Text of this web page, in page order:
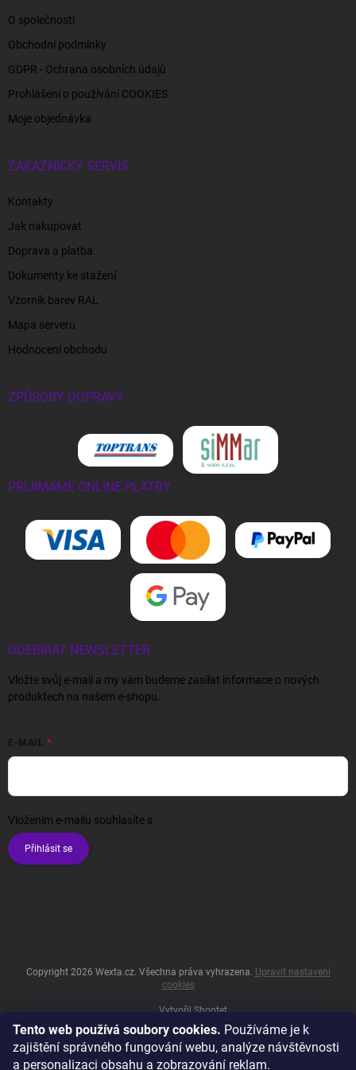
Tento web používá soubory cookies. Používáme je k
zajištění správného fungování webu, analýze návštěvnosti
a personalizaci obsahu a zobrazování reklam.
O společnosti
Obchodní podmínky
GDPR - Ochrana osobních údajů
Prohlášení o používání COOKIES
Moje objednávka
ZÁKAZNICKÝ SERVIS
Kontakty
Jak nakupovat
Doprava a platba
Dokumenty ke stažení
Vzorník barev RAL
Mapa serveru
Hodnocení obchodu
ZPŮSOBY DOPRAVY
PŘIJÍMÁME ONLINE PLATBY
ODEBÍRAT NEWSLETTER
Vložte svůj e-mail a my vám budeme zasílat informace o nových
produktech na našem e-shopu.
E-MAIL
Vložením e-mailu souhlasíte s
Přihlásit se
Vytvořil Shoptet
Copyright 2026 Wexta.cz. Všechna práva vyhrazena. Upravit nastavení
cookies